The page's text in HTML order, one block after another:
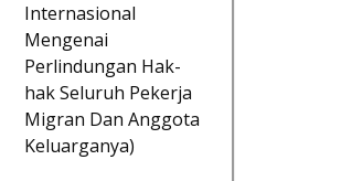
Internasional
Mengenai
Perlindungan Hak-
hak Seluruh Pekerja
Migran Dan Anggota
Keluarganya)